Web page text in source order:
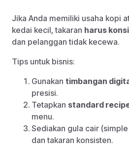
Jika Anda memiliki usaha kopi
kedai kecil, takaran harus
dan pelanggan tidak kecewa.
Tips untuk bisnis:
Gunakan timbangan
presisi.
Tetapkan standard
menu.
Sediakan gula cair
dan takaran konsisten.